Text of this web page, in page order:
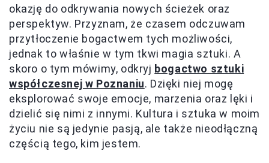
okazję do odkrywania nowych ścieżek oraz
perspektyw. Przyznam, że czasem odczuwam
przytłoczenie bogactwem tych możliwości,
jednak to właśnie w tym tkwi magia sztuki. A
skoro o tym mówimy, odkryj bogactwo sztuki
współczesnej w Poznaniu. Dzięki niej mogę
eksplorować swoje emocje, marzenia oraz lęki i
dzielić się nimi z innymi. Kultura i sztuka w moim
życiu nie są jedynie pasją, ale także nieodłączną
częścią tego, kim jestem.